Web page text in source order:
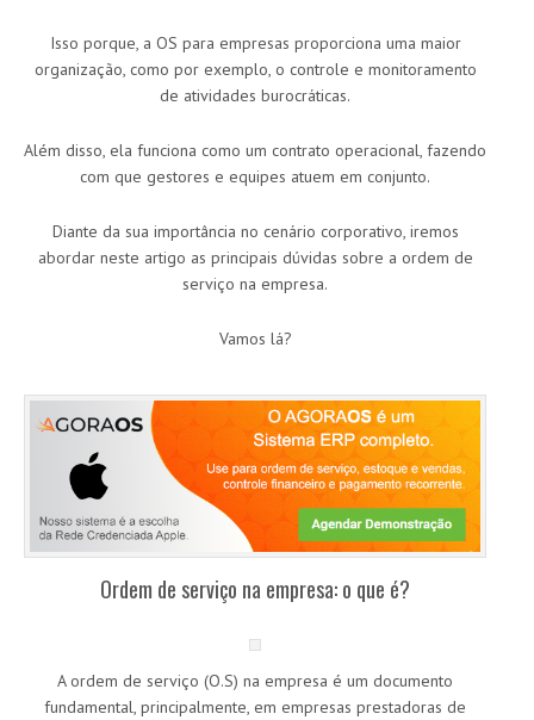
Isso porque, a OS para empresas proporciona uma maior
organização, como por exemplo, o controle e monitoramento
de atividades burocráticas.
Além disso, ela funciona como um contrato operacional, fazendo
com que gestores e equipes atuem em conjunto.
Diante da sua importância no cenário corporativo, iremos
abordar neste artigo as principais dúvidas sobre a ordem de
serviço na empresa.
Vamos lá?
Ordem de serviço na empresa: o que é?
A ordem de serviço (O.S) na empresa é um documento
fundamental, principalmente, em empresas prestadoras de